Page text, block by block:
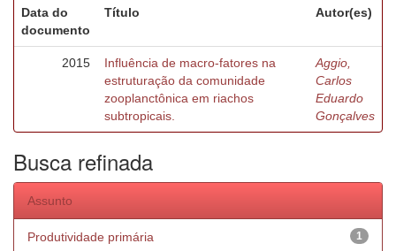
Data do
documento
Título Autor(es)
2015
Influência de macro-fatores na
estruturação da comunidade
zooplanctônica em riachos
subtropicais.
Aggio,
Carlos
Eduardo
Gonçalves
Busca refinada
Assunto
1
Produtividade primária